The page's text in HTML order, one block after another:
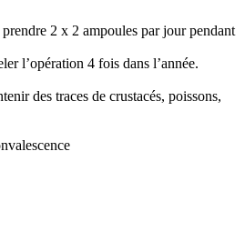
2 x 2 ampoules par jour pendant
l’opération 4 fois dans l’année.
des traces de crustacés, poissons,